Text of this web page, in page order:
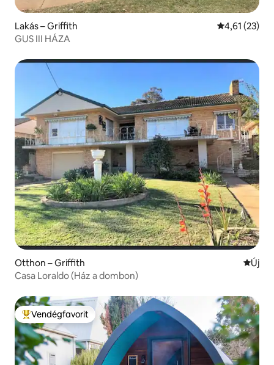
Lakás – Griffith Átlagos
4,61 (23)
GUS III HÁZA
Otthon – Griffith ÚjÚj
Casa Loraldo (Ház a dombon)
Kiemelt vendégfavorit
Vendégfavorit